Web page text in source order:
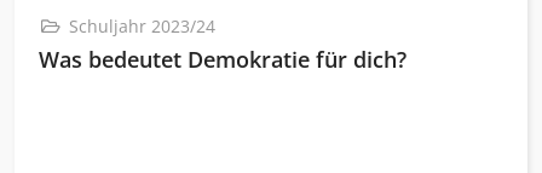
Schuljahr 2023/24
Was bedeutet Demokratie für dich?